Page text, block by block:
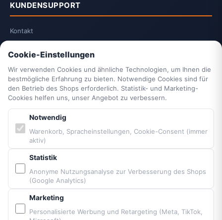
KUNDENSUPPORT
Kontakt
2-Jahrescheck & Retter packen
Vittorazi Service
Datenschutzerklärung
AGB
Widerrufsrecht
Impressum
Cookie-Einstellungen
Barrierefreiheit
Sitemap
PARTNER & MARKEN
Vittorazi Motoren MY25
Cookie-Einstellungen
Wir verwenden Cookies und ähnliche Technologien, um Ihnen die
bestmögliche Erfahrung zu bieten. Notwendige Cookies sind für
den Betrieb des Shops erforderlich. Statistik- und Marketing-
Cookies helfen uns, unser Angebot zu verbessern.
Notwendig
Warenkorb, Spracheinstellungen, Cookie-Consent (immer
aktiv)
Statistik
Anonyme Nutzungsanalyse zur Verbesserung des Shops
(Google Analytics)
Marketing
Personalisierte Werbung und Retargeting (Meta, TikTok,